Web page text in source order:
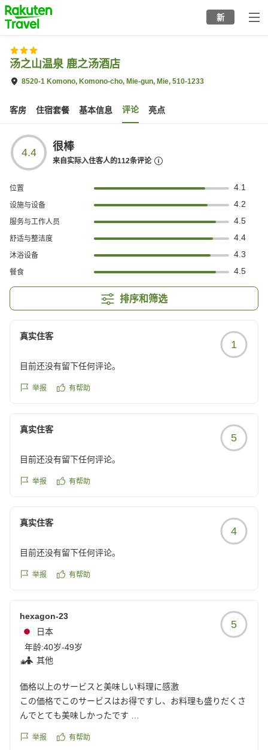
to
top
page
新
汤之山温泉 鹿之汤酒店
8520-1 Komono, Komono-cho, Mie-gun, Mie, 510-1233
客房 住宿套餐 基本信息 评论 亮点
4.4 很棒
来自实际入住客人的112条评论
位置 4.1
设施与设备 4.2
服务与工作人员 4.5
舒适与整洁度 4.4
沐浴设备 4.3
餐食 4.5
排序和筛选
真实住客
1
目前还没有留下任何评论。
举报 有帮助
真实住客
5
目前还没有留下任何评论。
举报 有帮助
真实住客
4
目前还没有留下任何评论。
举报 有帮助
hexagon-23
日本
年龄:40岁-49岁
其他
5
価格以上のサービスと美味しい料理に感激
この価格でこのサービスはお得ですし、お料理も盛りだくさ
んでとても美味しかったです
の方も一生懸命で申し訳ない程で感激でした
举报 有帮助